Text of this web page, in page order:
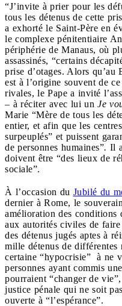
“J’invite à prier pour les
tous les détenus de cette
a exhorté le Saint-Père en
le complexe pénitentiaire
périphérie de Manaus, où
assassinés, “certains
prise d’otages. Alors
est à l’origine souvent de
rivales, le Pape a invité
– à réciter avec lui un Je
Marie “Mère de tous les
entier, et afin que les
surpeuplés” et puissent
de personnes humaines”. Il
doivent être “des lieux de
sociale”.
À l’occasion du Jubilé du
dernier à Rome, le
amélioration des conditions
aux autorités civiles de faire
des détenus jugés aptes à
mille détenus de
certaine “hypocrisie” à ne
personnes ayant commis
pourraient “changer de
justice pénale qui ne soit
ouverte à “l’espérance”.